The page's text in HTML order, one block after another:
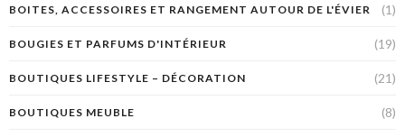
BOITES, ACCESSOIRES ET RANGEMENT AUTOUR DE L'ÉVIER (1)
BOUGIES ET PARFUMS D'INTÉRIEUR (19)
BOUTIQUES LIFESTYLE – DÉCORATION (21)
BOUTIQUES MEUBLE (8)